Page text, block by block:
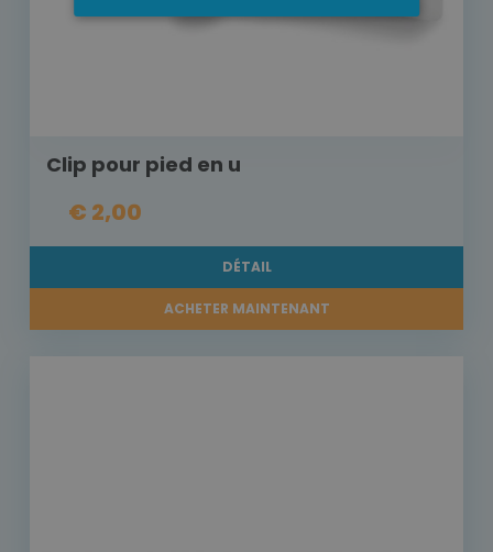
Clip pour pied en u
€ 2,00
DÉTAIL
ACHETER MAINTENANT